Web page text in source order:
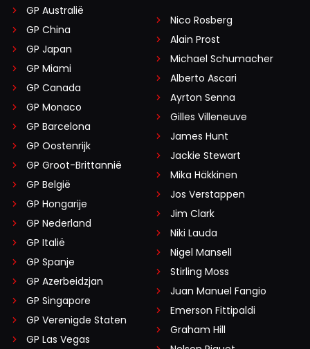
GP Australië
GP China
GP Japan
GP Miami
GP Canada
GP Monaco
GP Barcelona
GP Oostenrijk
GP Groot-Brittannië
GP België
GP Hongarije
GP Nederland
GP Italië
GP Spanje
GP Azerbeidzjan
GP Singapore
GP Verenigde Staten
GP Las Vegas
Nico Rosberg
Alain Prost
Michael Schumacher
Alberto Ascari
Ayrton Senna
Gilles Villeneuve
James Hunt
Jackie Stewart
Mika Häkkinen
Jos Verstappen
Jim Clark
Niki Lauda
Nigel Mansell
Stirling Moss
Juan Manuel Fangio
Emerson Fittipaldi
Graham Hill